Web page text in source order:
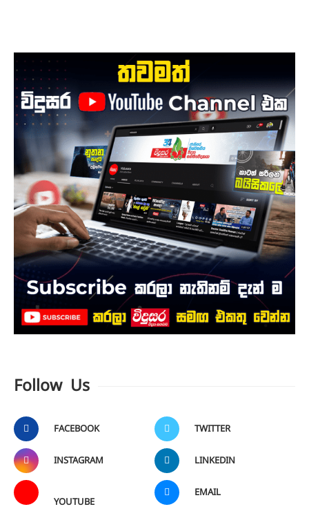
Follow Us
FACEBOOK TWITTER
INSTAGRAM LINKEDIN
YOUTUBE
EMAIL